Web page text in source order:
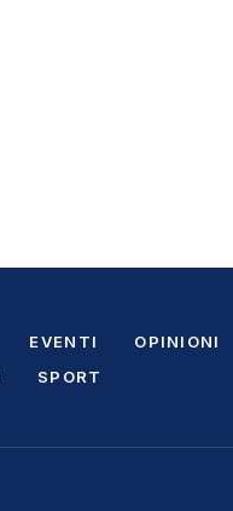
EVENTI OPINIONI
SPORT